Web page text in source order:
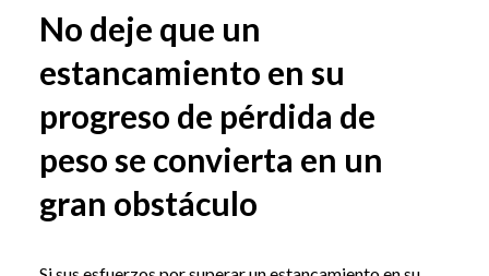
No deje que un
estancamiento en su
progreso de pérdida de
peso se convierta en un
gran obstáculo